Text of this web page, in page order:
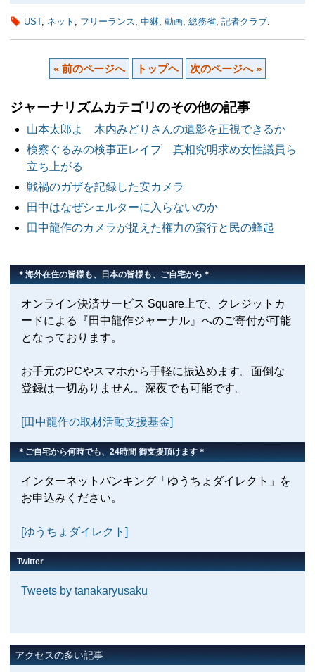
UST, ネット フリーランス 中継 動画 総務省 記者クラブ
« 前のページへ トップヘ 次のページへ »
ジャーナリズムカテゴリのその他の記事
山本太郎よ 木内みどりさんの遺影を正視できるか
検察ぐるみの検事正レイプ 真相究明求め女性議員ら
立ち上がる
戦禍のガザを記録した安カメラ
田中はなぜシェルターに入らないのか
田中龍作のカメラが捉えた権力の蛮行と民の蜂起
＊海外在住の皆様も、日本の皆様も、ご自宅から＊
オンライン決済サービス Square上で、クレジットカ
ードによる『田中龍作ジャーナル』へのご寄付が可能
となっております。
お手元のPCやスマホから手軽に振込めます。面倒な
登録は一切ありません。深夜でも可能です。
[田中龍作の取材活動支援基金]
＊ご自宅から何時でも、24時間 御支援頂けます＊
インターネットバンキング「ゆうちょダイレクト」を
お申込みください。
[ゆうちょダイレクト]
Twitter
Tweets by tanakaryusaku
アクセスの多い記事